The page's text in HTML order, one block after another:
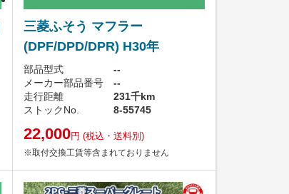
三菱ふそう マフラー
(DPF/DPD/DPR) H30年
部品型式
--
メーカー部品番号
--
走行距離
231千km
ストックNo.
8-55745
22,000円 (税込・送料別)
※取付交換工賃等含まれておりません